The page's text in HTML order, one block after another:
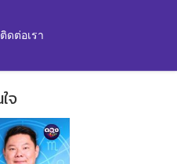
ติดต่อเรา
จ